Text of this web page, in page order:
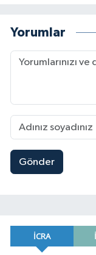
Yorumlar
Gönder